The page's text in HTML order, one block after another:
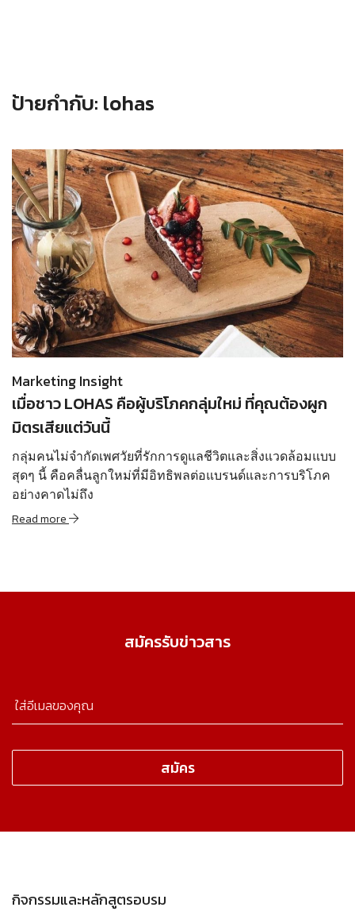
ป้ายกำกับ: lohas
Read more
Marketing Insight
เมื่อชาว LOHAS คือผู้บริโภคกลุ่มใหม่ ที่คุณต้องผูก
มิตรเสียแต่วันนี้
กลุ่มคนไม่จำกัดเพศวัยที่รักการดูแลชีวิตและสิ่งแวดล้อมแบบ
สุดๆ นี้ คือคลื่นลูกใหม่ที่มีอิทธิพลต่อแบรนด์และการบริโภค
อย่างคาดไม่ถึง
Read more
สมัครรับข่าวสาร
กิจกรรมและหลักสูตรอบรม